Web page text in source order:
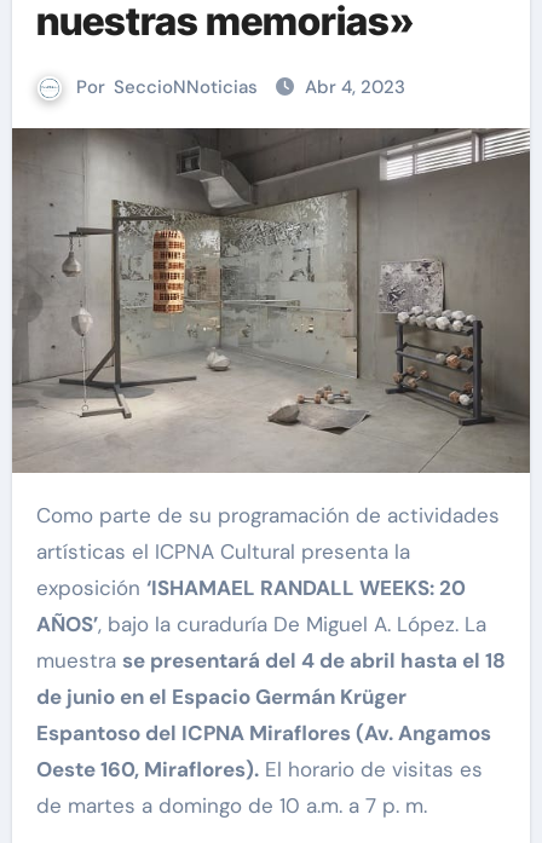
nuestras memorias»
Por SeccioNNoticias Abr 4, 2023
Como parte de su programación de actividades
artísticas el ICPNA Cultural presenta la
exposición ‘ISHAMAEL RANDALL WEEKS: 20
AÑOS’, bajo la curaduría De Miguel A. López. La
muestra se presentará del 4 de abril hasta el 18
de junioen el EspacioGermán Krüger
Espantoso del ICPNA Miraflores (Av. Angamos
Oeste 160, Miraflores).El horario de visitas es
de martes a domingo de 10 a.m. a 7 p. m.